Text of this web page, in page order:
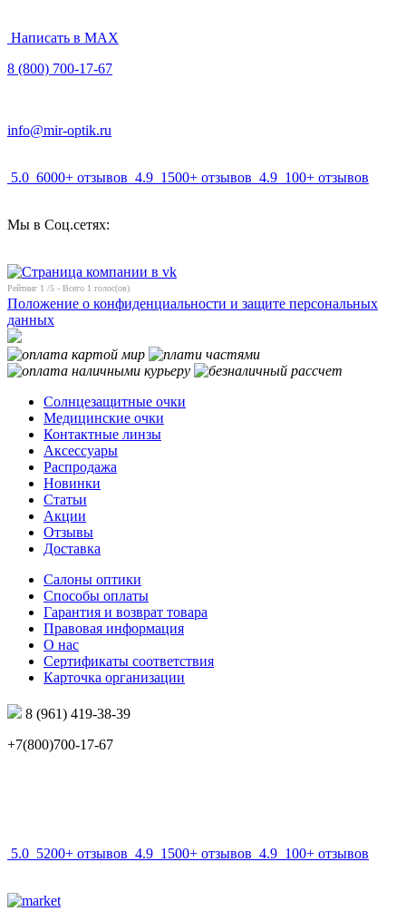
Написать в MAX
8 (800) 700-17-67
info@mir-optik.ru
5.0 6000+ отзывов 4.9 1500+ отзывов 4.9 100+ отзывов
Мы в Соц.сетях:
Рейтинг 1 /5 - Всего 1 голос(ов)
Положение о конфиденциальности и защите персональных
данных
Солнцезащитные очки
Медицинские очки
Контактные линзы
Аксессуары
Распродажа
Новинки
Статьи
Акции
Отзывы
Доставка
Салоны оптики
Способы оплаты
Гарантия и возврат товара
Правовая информация
О нас
Сертификаты соответствия
Карточка организации
8 (961) 419-38-39
+7(800)700-17-67
5.0 5200+ отзывов 4.9 1500+ отзывов 4.9 100+ отзывов